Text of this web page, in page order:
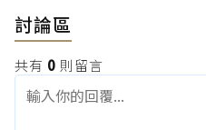
討論區
共有 0 則留言